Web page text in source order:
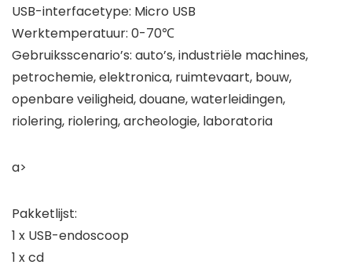
USB-interfacetype: Micro USB
Werktemperatuur: 0-70℃
Gebruiksscenario’s: auto’s, industriële machines,
petrochemie, elektronica, ruimtevaart, bouw,
openbare veiligheid, douane, waterleidingen,
riolering, riolering, archeologie, laboratoria
a>
Pakketlijst:
1 x USB-endoscoop
1 x cd